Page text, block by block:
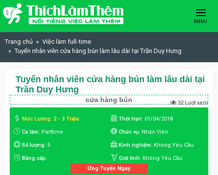
Skip to content
MENU
Trang chủ
Việc làm full-time
Tuyển nhân viên cửa hàng bún làm lâu dài tại Trần Duy Hưng
Tuyển nhân viên cửa hàng bún làm lâu dài tại
Trần Duy Hưng
cửa hàng bún 32 Lượt xem
Mức Lương: 2 - 3 Triệu Thời Hạn: 01/04/2018
Ca làm: Parttime Chức vụ: Nhân Viên
Số lượng: 5 Kinh nghiệm: Không Yêu Cầu
Bằng cấp: Giới tính: Không Yêu Cầu
Ứng Tuyển Ngay